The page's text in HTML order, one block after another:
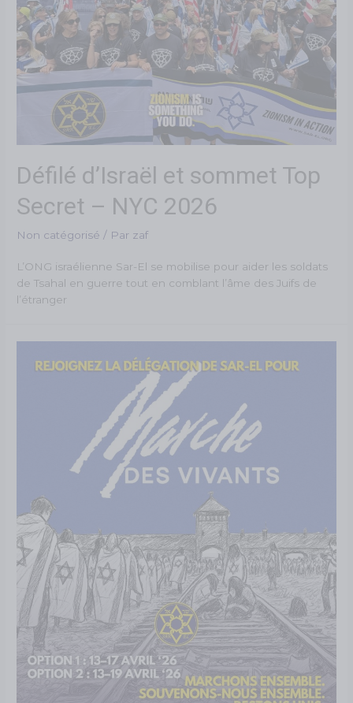
Défilé d’Israël et sommet Top
Secret – NYC 2026
Non catégorisé / Par zaf
L’ONG israélienne Sar-El se mobilise pour aider les soldats
de Tsahal en guerre tout en comblant l’âme des Juifs de
l’étranger